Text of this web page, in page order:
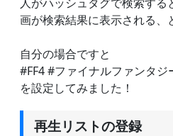
画が検索結果に表示される、
自分の場合ですと
#FF4 #ファイナルファンタ
を設定してみました！
再生リストの登録